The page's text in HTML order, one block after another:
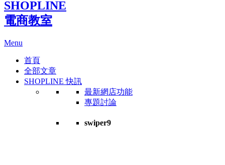
SHOPLINE
電商教室
Menu
首頁
全部文章
SHOPLINE 快訊
最新網店功能
專題討論
swiper9